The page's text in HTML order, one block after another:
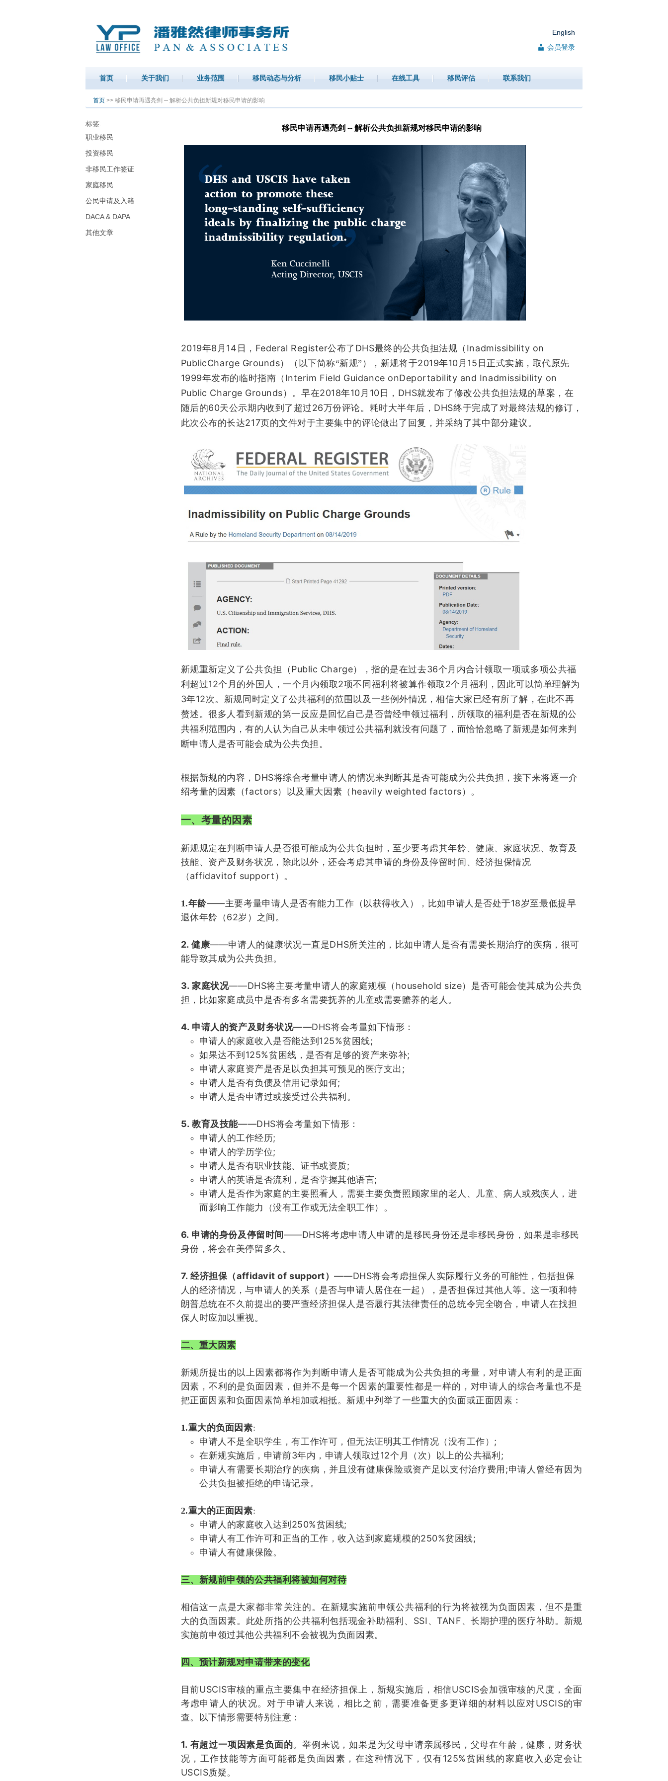
English
会员登录
首页 关于我们 业务范围 移民动态与分析 移民小贴士 在线工具 移民评估 联系我们
你在这里
首页 >> 移民申请再遇亮剑 -- 解析公共负担新规对移民申请的影响
标签:
职业移民
投资移民
非移民工作签证
家庭移民
公民申请及入籍
DACA & DAPA
其他文章
移民申请再遇亮剑 -- 解析公共负担新规对移民申请的影响
2019年8 月 14 日， Federal Register公布了 DHS最终的公共负担法规（ Inadmissibility on
PublicCharge Grounds）（以下简称“新规”），新规将于2019年10 月 15 日正式实施，取代原先
1999年发布的临时指南（ Interim Field Guidance onDeportability and Inadmissibility on
Public Charge Grounds ）。早在2018年10 月 10 日， DHS就发布了修改公共负担法规的草案，在
随后的60天公示期内收到了超过26万份评论。耗时大半年后， DHS终于完成了对最终法规的修订，
此次公布的长达217页的文件对于主要集中的评论做出了回复，并采纳了其中部分建议。
新规重新定义了公共负担（ Public Charge），指的是在过去36个月内合计领取一项或多项公共福
利超过12个月的外国人，一个月内领取2项不同福利将被算作领取 2个月福利，因此可以简单理解为
3年12次。新规同时定义了公共福利的范围以及一些例外情况，相信大家已经有所了解，在此不再
赘述。很多人看到新规的第一反应是回忆自己是否曾经申领过福利，所领取的福利是否在新规的公
共福利范围内，有的人认为自己从未申领过公共福利就没有问题了，而恰恰忽略了新规是如何来判
断申请人是否可能会成为公共负担。
根据新规的内容， DHS将综合考量申请人的情况来判断其是否可能成为公共负担，接下来将逐一介
绍考量的因素（factors）以及重大因素（ heavily weighted factors ）。
一、考量的因素
新规规定在判断申请人是否很可能成为公共负担时，至少要考虑其年龄、健康、家庭状况、教育及
技能、资产及财务状况，除此以外，还会考虑其申请的身份及停留时间、经济担保情况
（ affidavitof support ）。
1.年龄——主要考量申请人是否有能力工作（以获得收入），比如申请人是否处于18岁至最低提早
退休年龄（ 62岁）之间。
2. 健康——申请人的健康状况一直是DHS所关注的，比如申请人是否有需要长期治疗的疾病，很可
能导致其成为公共负担。
3. 家庭状况——DHS将主要考量申请人的家庭规模（ household size）是否可能会使其成为公共负
担，比如家庭成员中是否有多名需要抚养的儿童或需要赡养的老人。
4. 申请人的资产及财务状况——DHS将会考量如下情形：
申请人的家庭收入是否能达到 125%贫困线;
如果达不到 125%贫困线，是否有足够的资产来弥补;
申请人家庭资产是否足以负担其可预见的医疗支出 ;
申请人是否有负债及信用记录如何;
申请人是否申请过或接受过公共福利 。
5.教育及技能——DHS将会考量如下情形：
申请人的工作经历;
申请人的学历学位;
申请人是否有职业技能、证书或资质;
申请人的英语是否流利，是否掌握其他语言;
申请人是否作为家庭的主要照看人，需要主要负责照顾家里的老人、儿童、病人或残疾人，进
而影响工作能力（没有工作或无法全职工作） 。
6. 申请的身份及停留时间 ——DHS将考虑申请人申请的是移民身份还是非移民身份，如果是非移民
身份，将会在美停留多久 。
7.经济担保（affidavit of support）——DHS将会考虑担保人实际履行义务的可能性，包括担保
人的经济情况，与申请人的关系（是否与申请人居住在一起），是否担保过其他人等。这一项和特
朗普总统在不久前提出的要严查经济担保人是否履行其法律责任的总统令完全吻合，申请人在找担
保人时应加以重视。
二、重大因素
新规所提出的以上因素都将作为判断申请人是否可能成为公共负担的考量，对申请人有利的是正面
因素，不利的是负面因素，但并不是每一个因素的重要性都是一样的，对申请人的综合考量也不是
把正面因素和负面因素简单相加或相抵。新规中列举了一些重大的负面或正面因素：
1.重大的负面因素:
申请人不是全职学生，有工作许可，但无法证明其工作情况（没有工作） ;
在新规实施后，申请前3年内，申请人领取过12个月（次）以上的公共福利 ;
申请人有需要长期治疗的疾病，并且没有健康保险或资产足以支付治疗费用 ;申请人曾经有因为
公共负担被拒绝的申请记录。
2.重大的正面因素:
申请人的家庭收入达到 250%贫困线;
申请人有工作许可和正当的工作，收入达到家庭规模的250%贫困线;
申请人有健康保险。
三、新规前申领的公共福利将被如何对待
相信这一点是大家都非常关注的。在新规实施前申领公共福利的行为将被视为负面因素，但不是重
大的负面因素。此处所指的公共福利包括现金补助福利、 SSI 、TANF 、长期护理的医疗补助。新规
实施前申领过其他公共福利不会被视为负面因素。
四、预计新规对申请带来的变化
目前USCIS审核的重点主要集中在经济担保上，新规实施后，相信USCIS会加强审核的尺度，全面
考虑申请人的状况。对于申请人来说，相比之前，需要准备更多更详细的材料以应对USCIS的审
查。以下情形需要特别注意：
1. 有超过一项因素是负面的。举例来说，如果是为父母申请亲属移民，父母在年龄，健康，财务状
况，工作技能等方面可能都是负面因素，在这种情况下，仅有125% 贫困线的家庭收入必定会让
USCIS质疑。